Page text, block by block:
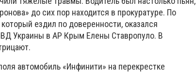
до сих пор находится в прокуратуре. По
ездил по доверенности, оказался
Украины в АР Крым Елены Ставропуло. В
автомобиль «Инфинити» на перекрестке